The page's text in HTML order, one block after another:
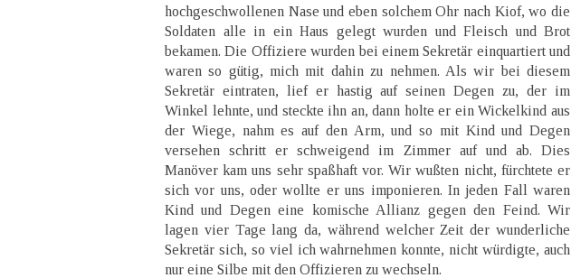
hochgeschwollenen Nase und eben solchem Ohr nach Kiof, wo die
Soldaten alle in ein Haus gelegt wurden und Fleisch und Brot
bekamen. Die Offiziere wurden bei einem Sekretär einquartiert und
waren so gütig, mich mit dahin zu nehmen. Als wir bei diesem
Sekretär eintraten, lief er hastig auf seinen Degen zu, der im
Winkel lehnte, und steckte ihn an, dann holte er ein Wickelkind aus
der Wiege, nahm es auf den Arm, und so mit Kind und Degen
versehen schritt er schweigend im Zimmer auf und ab. Dies
Manöver kam uns sehr spaßhaft vor. Wir wußten nicht, fürchtete er
sich vor uns, oder wollte er uns imponieren. In jeden Fall waren
Kind und Degen eine komische Allianz gegen den Feind. Wir
lagen vier Tage lang da, während welcher Zeit der wunderliche
Sekretär sich, so viel ich wahrnehmen konnte, nicht würdigte, auch
nur eine Silbe mit den Offizieren zu wechseln.